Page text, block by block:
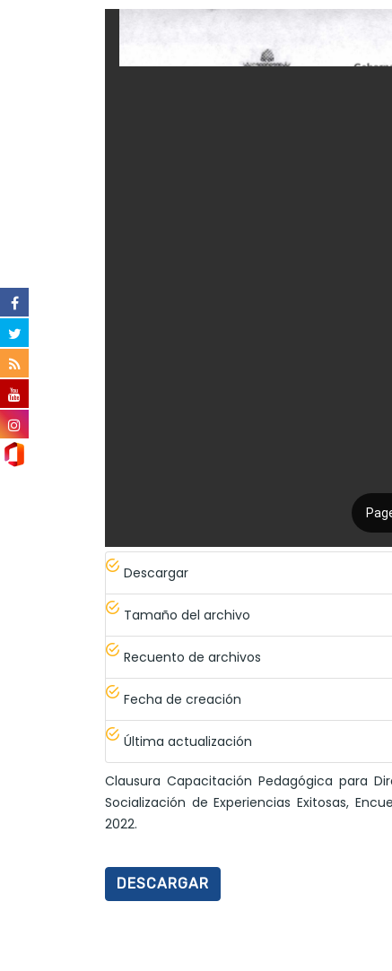
Descargar
Tamaño del archivo
Recuento de archivos
Fecha de creación
Última actualización
Clausura Capacitación Pedagógica para
Socialización de Experiencias Exitosas,
2022.
DESCARGAR